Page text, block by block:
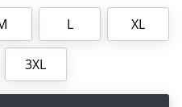
L XL
3XL